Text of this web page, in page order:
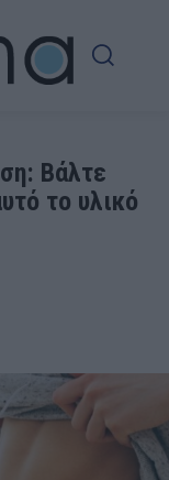
Βάλτε
το υλικό